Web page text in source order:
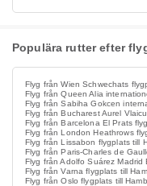
Populära rutter efter
Flyg från Wien Schwechats
Flyg från Queen Alia
Flyg från Sabiha Gokcen
Flyg från Bucharest Aurel
Flyg från Barcelona El Prats
Flyg från London Heathrows
Flyg från Lissabon flygplats till
Flyg från Paris-Charles de
Flyg från Adolfo Suárez
Flyg från Varna flygplats till
Flyg från Oslo flygplats till